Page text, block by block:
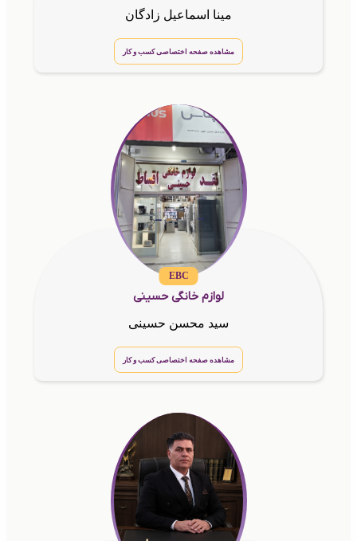
مینا اسماعیل زادگان
مشاهده صفحه اختصاصی کسب و کار
EBC
لوازم خانگی حسینی
سید محسن حسینی
مشاهده صفحه اختصاصی کسب و کار